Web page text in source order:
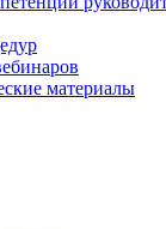
материалы